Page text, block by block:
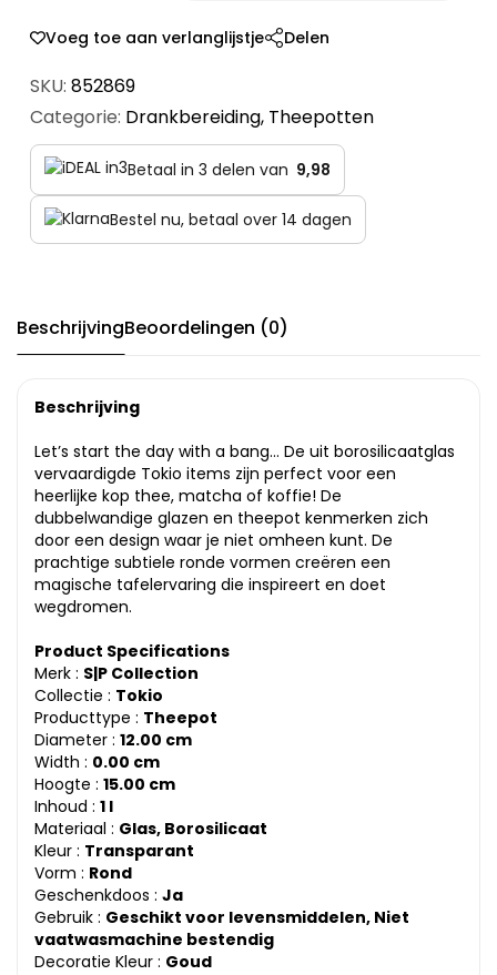
Voeg toe aan verlanglijstje Delen
SKU: 852869
Categorie: Drankbereiding, Theepotten
Betaal in 3 delen van 9,98
Bestel nu, betaal over 14 dagen
BeschrijvingBeoordelingen (0)
Beschrijving
Let’s start the day with a bang… De uit borosilicaatglas
vervaardigde Tokio items zijn perfect voor een
heerlijke kop thee, matcha of koffie! De
dubbelwandige glazen en theepot kenmerken zich
door een design waar je niet omheen kunt. De
prachtige subtiele ronde vormen creëren een
magische tafelervaring die inspireert en doet
wegdromen.
Product Specifications
Merk : S|P Collection
Collectie : Tokio
Producttype : Theepot
Diameter : 12.00 cm
Width : 0.00 cm
Hoogte : 15.00 cm
Inhoud : 1 l
Materiaal : Glas, Borosilicaat
Kleur : Transparant
Vorm : Rond
Geschenkdoos : Ja
Gebruik : Geschikt voor levensmiddelen, Niet
vaatwasmachine bestendig
Decoratie Kleur : Goud